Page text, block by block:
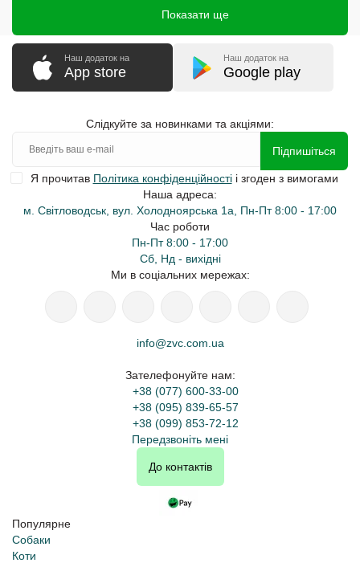
Показати ще
Наш додаток на
App store
Наш додаток на
Google play
Слідкуйте за новинками та акціями:
Підпишіться
Я прочитав Політика конфіденційностіі згоден з вимогами
Наша адреса:
м. Світловодськ, вул. Холодноярська 1а, Пн-Пт 8:00 - 17:00
Час роботи
Пн-Пт 8:00 - 17:00
Сб, Нд - вихідні
Ми в соціальних мережах:
info@zvc.com.ua
Зателефонуйте нам:
+38 (077) 600-33-00
+38 (095) 839-65-57
+38 (099) 853-72-12
Передзвоніть мені
До контактів
Популярне
Собаки
Коти